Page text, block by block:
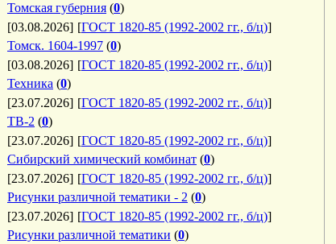
Томская губерния (0)
[03.08.2026] [ГОСТ 1820-85 (1992-2002 гг., б/ц)]
Томск. 1604-1997 (0)
[03.08.2026] [ГОСТ 1820-85 (1992-2002 гг., б/ц)]
Техника (0)
[23.07.2026] [ГОСТ 1820-85 (1992-2002 гг., б/ц)]
ТВ-2 (0)
[23.07.2026] [ГОСТ 1820-85 (1992-2002 гг., б/ц)]
Сибирский химический комбинат (0)
[23.07.2026] [ГОСТ 1820-85 (1992-2002 гг., б/ц)]
Рисунки различной тематики - 2 (0)
[23.07.2026] [ГОСТ 1820-85 (1992-2002 гг., б/ц)]
Рисунки различной тематики (0)